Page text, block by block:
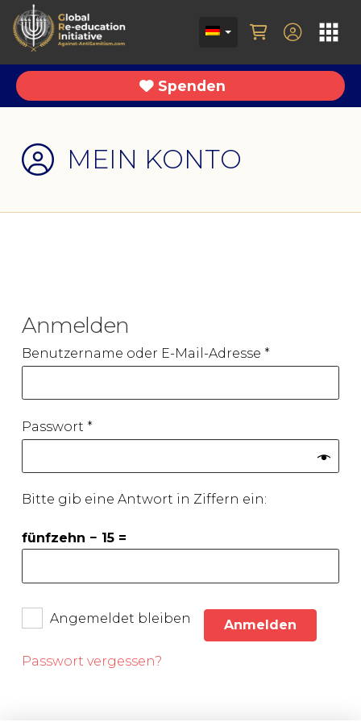
Spenden
MEIN KONTO
Anmelden
Benutzername oder E-Mail-Adresse *Erforderlich
Passwort *Erforderlich
Bitte gib eine Antwort in Ziffern ein:
fünfzehn − 15 =
Angemeldet bleiben Anmelden
Passwort vergessen?